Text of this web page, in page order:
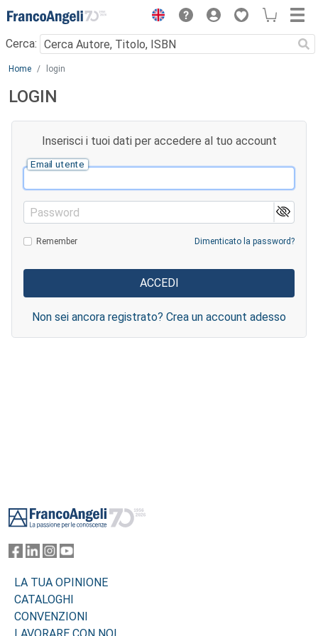
Menu
Cerca:
Main content
Home login
LOGIN
Inserisci i tuoi dati per accedere al tuo account
Email utente
Password
Remember Dimenticato la password?
Non sei ancora registrato? Crea un account adesso
LA TUA OPINIONE
CATALOGHI
CONVENZIONI